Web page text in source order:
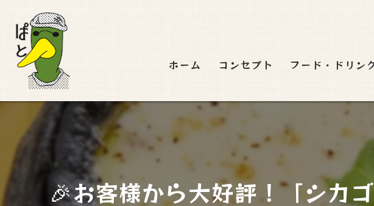
ホーム コンセプト フード・ドリン
🎉お客様から大好評！「シカ